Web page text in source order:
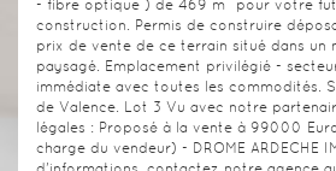
- fibre optique ) de 469 m² pour votre
construction. Permis de construire
prix de vente de ce terrain situé dans un
paysagé. Emplacement privilégié -
immédiate avec toutes les commodités.
de Valence. Lot 3 Vu avec notre
légales : Proposé à la vente à 99000
charge du vendeur) - DROME ARDECHE